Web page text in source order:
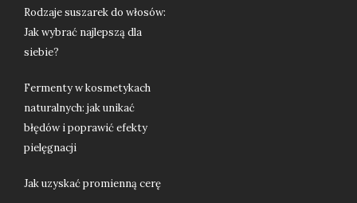
Rodzaje suszarek do włosów:
Jak wybrać najlepszą dla
siebie?
Fermenty w kosmetykach
naturalnych: jak unikać
błędów i poprawić efekty
pielęgnacji
Jak uzyskać promienną cerę